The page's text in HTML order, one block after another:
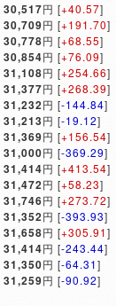
30,517円 [+40.57]
30,709円 [+191.70]
30,778円 [+68.55]
30,854円 [+76.09]
31,108円 [+254.66]
31,377円 [+268.39]
31,232円 [-144.84]
31,213円 [-19.12]
31,369円 [+156.54]
31,000円 [-369.29]
31,414円 [+413.54]
31,472円 [+58.23]
31,746円 [+273.72]
31,352円 [-393.93]
31,658円 [+305.91]
31,414円 [-243.44]
31,350円 [-64.31]
31,259円 [-90.92]